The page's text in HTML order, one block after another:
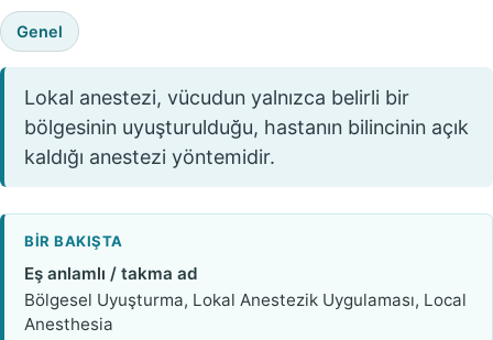
Genel
Lokal anestezi, vücudun yalnızca belirli bir
bölgesinin uyuşturulduğu, hastanın bilincinin açık
kaldığı anestezi yöntemidir.
BIR BAKIŞTA
Eş anlamlı / takma ad
Bölgesel Uyuşturma, Lokal Anestezik Uygulaması, Local
Anesthesia